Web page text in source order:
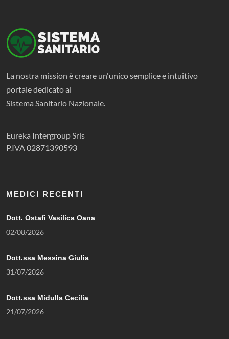
La nostra mission è creare un'unico semplice e intuitivo
portale dedicato al
Sistema Sanitario Nazionale.
Eureka Intergroup Srls
P.IVA 02871390593
MEDICI RECENTI
Dott. Ostafi Vasilica Oana
02/08/2026
Dott.ssa Messina Giulia
31/07/2026
Dott.ssa Midulla Cecilia
21/07/2026